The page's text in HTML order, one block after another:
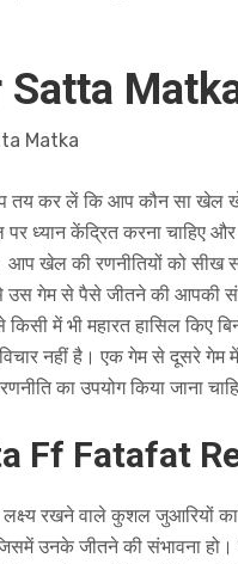
Satta
तय कर लें कि आप कौन सा खेल
ध्यान केंद्रित करना चाहिए
आप खेल की रणनीतियों को सीख
गेम से पैसे जीतने की आपकी
किसी में भी महारत हासिल किए
नहीं है। एक गेम से दूसरे गेम
का उपयोग किया जाना
Ff Fatafat
लक्ष्य रखने वाले कुशल जुआरियों
उनके जीतने की संभावना